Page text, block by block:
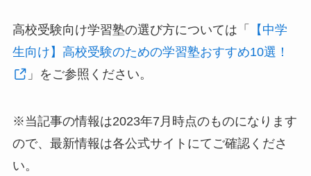
高校受験向け学習塾の選び方については「
【中学
生向け】高校受験のための学習塾おすすめ10選！
」をご参照ください。
※当記事の情報は2023年7月時点のものになります
ので、最新情報は各公式サイトにてご確認くださ
い。